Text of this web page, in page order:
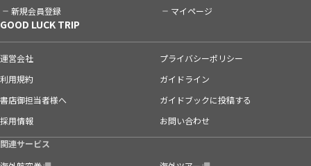
新規会員登録 マイページ
GOOD LUCK TRIP
運営会社
プライバシーポリシー
利用規約
ガイドライン
書店御担当者様へ
ガイドブックに投稿する
採用情報
お問い合わせ
関連サービス